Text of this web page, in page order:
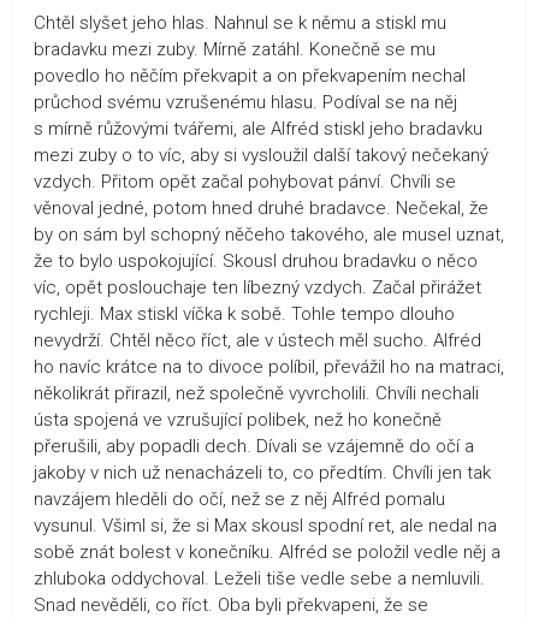
Chtěl slyšet jeho hlas. Nahnul se k němu a stiskl mu
bradavku mezi zuby. Mírně zatáhl. Konečně se mu
povedlo ho něčím překvapit a on překvapením nechal
průchod svému vzrušenému hlasu. Podíval se na něj
s mírně růžovými tvářemi, ale Alfréd stiskl jeho bradavku
mezi zuby o to víc, aby si vysloužil další takový nečekaný
vzdych. Přitom opět začal pohybovat pánví. Chvíli se
věnoval jedné, potom hned druhé bradavce. Nečekal, že
by on sám byl schopný něčeho takového, ale musel uznat,
že to bylo uspokojující. Skousl druhou bradavku o něco
víc, opět poslouchaje ten líbezný vzdych. Začal přirážet
rychleji. Max stiskl víčka k sobě. Tohle tempo dlouho
nevydrží. Chtěl něco říct, ale v ústech měl sucho. Alfréd
ho navíc krátce na to divoce políbil, převážil ho na matraci,
několikrát přirazil, než společně vyvrcholili. Chvíli nechali
ústa spojená ve vzrušující polibek, než ho konečně
přerušili, aby popadli dech. Dívali se vzájemně do očí a
jakoby v nich už nenacházeli to, co předtím. Chvíli jen tak
navzájem hleděli do očí, než se z něj Alfréd pomalu
vysunul. Všiml si, že si Max skousl spodní ret, ale nedal na
sobě znát bolest v konečníku. Alfréd se položil vedle něj a
zhluboka oddychoval. Leželi tiše vedle sebe a nemluvili.
Snad nevěděli, co říct. Oba byli překvapeni, že se